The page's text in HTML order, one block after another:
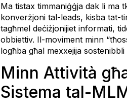
Ma tistax timmaniġġja dak li ma
konverżjoni tal-leads, kisba tat-
tagħmel deċiżjonijiet informati,
obbiettiv. Il-moviment minn
logħba għal mexxejija
Minn Attività
Sistema tal-